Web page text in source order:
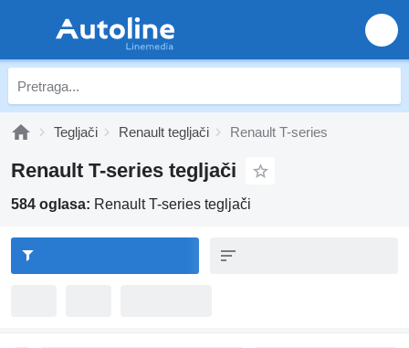
Tegljači Renault tegljači Renault T-series
Renault T-series tegljači
584 oglasa: Renault T-series tegljači